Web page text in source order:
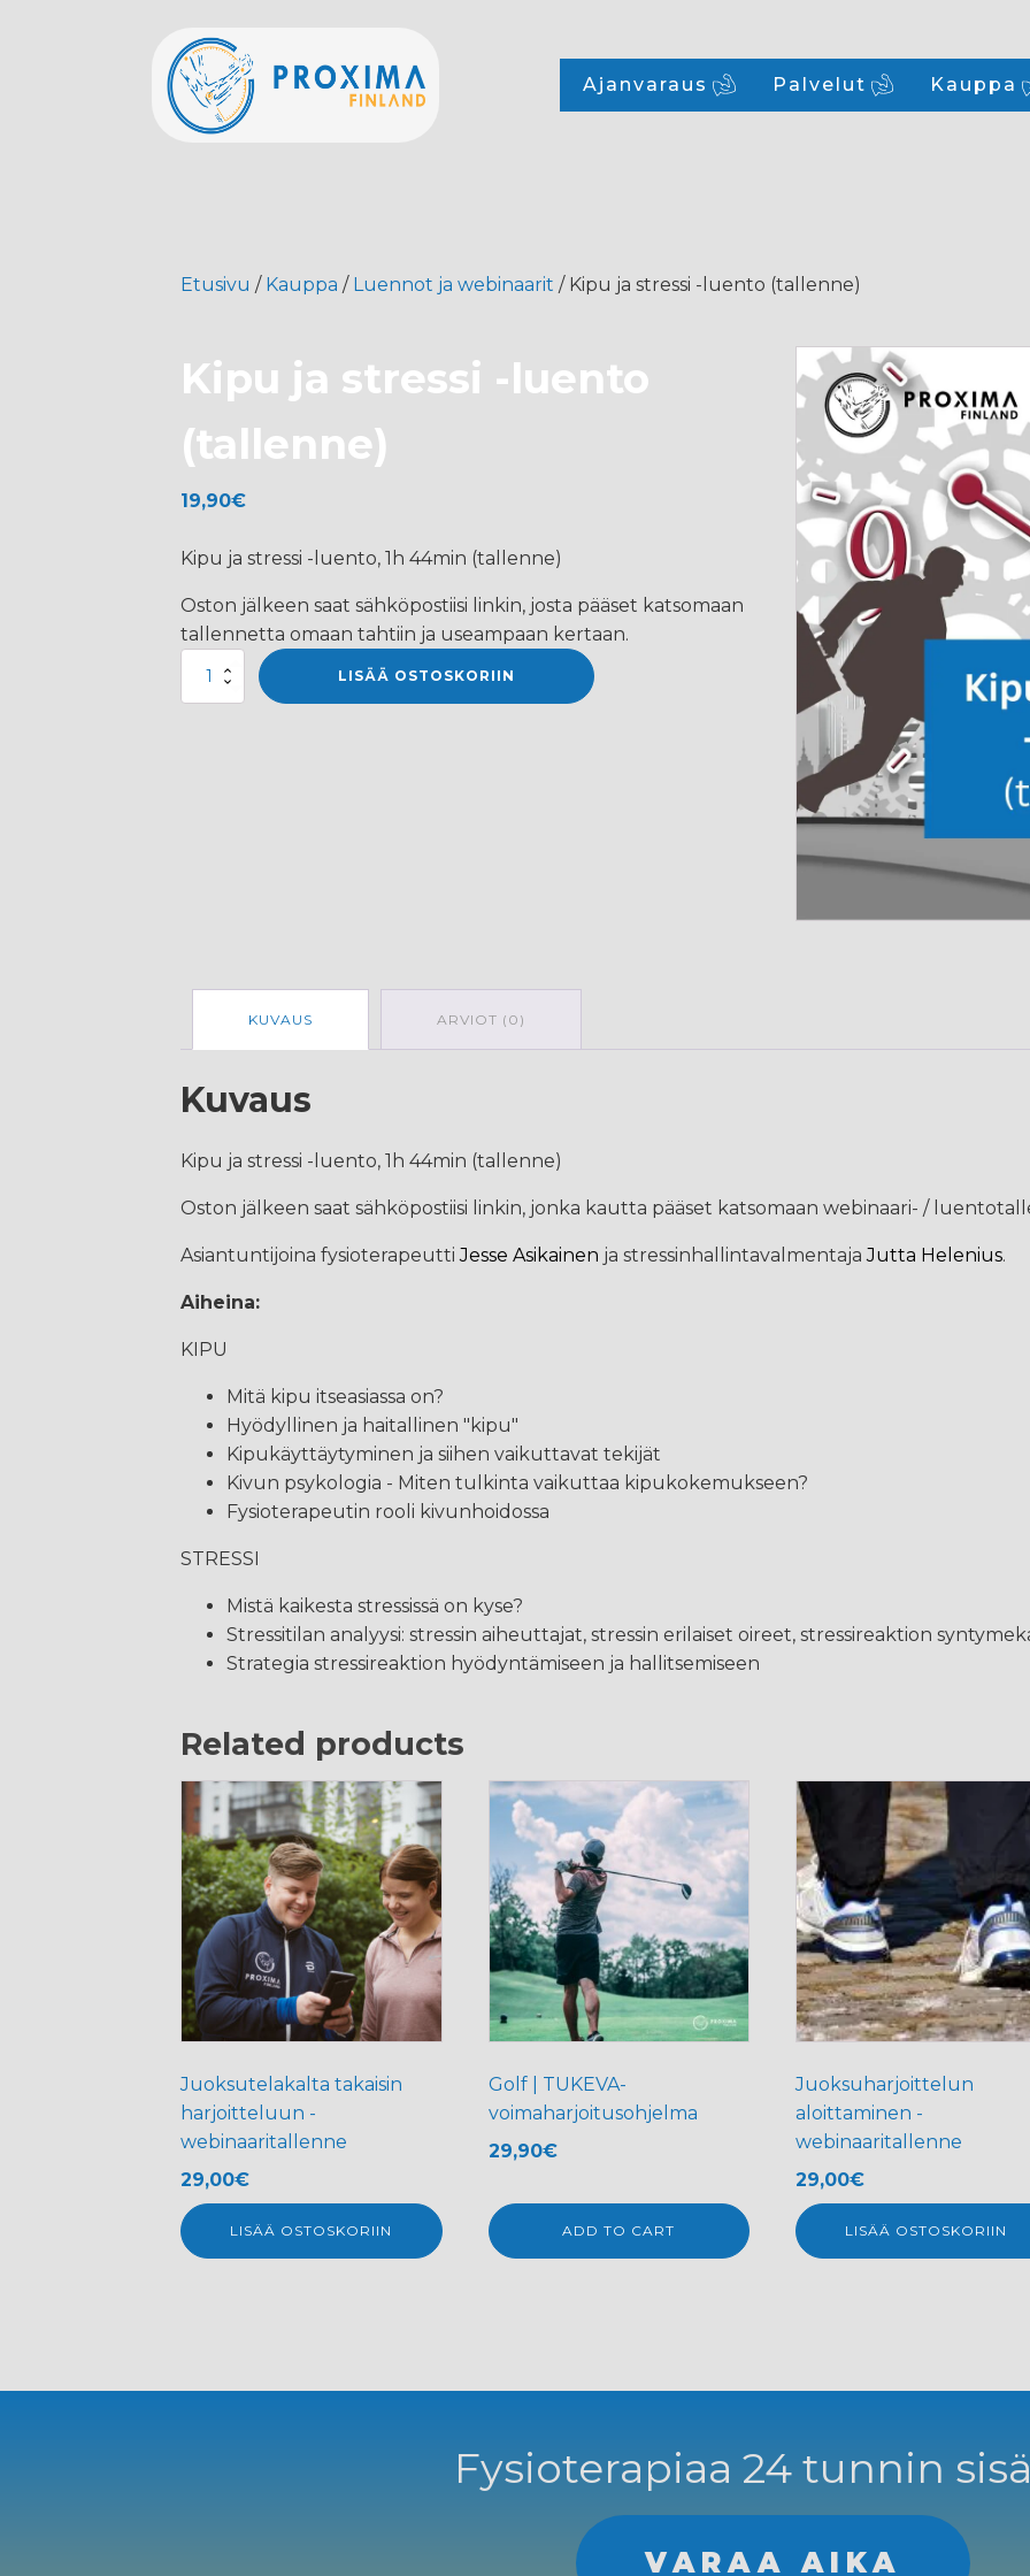
Ajanvaraus Palvelut Kauppa
Etusivu / Kauppa / Luennot ja webinaarit / Kipu ja stressi -luento (tallenne)
Kipu ja stressi -luento
(tallenne)
19,90€
Kipu ja stressi -luento, 1h 44min (tallenne)
Oston jälkeen saat sähköpostiisi linkin, josta pääset katsomaan
tallennetta omaan tahtiin ja useampaan kertaan.
Kipu
LISÄÄ OSTOSKORIIN
KUVAUS ARVIOT (0)
Kuvaus
Kipu ja stressi -luento, 1h 44min (tallenne)
Oston jälkeen saat sähköpostiisi linkin, jonka kautta pääset katsomaan webinaari- /
Asiantuntijoina fysioterapeuttiJesse Asikainen ja stressinhallintavalmentajaJutta Helenius.
Aiheina:
KIPU
Mitä kipu itseasiassa on?
Hyödyllinen ja haitallinen "kipu"
Kipukäyttäytyminen ja siihen vaikuttavat tekijät
Kivun psykologia - Miten tulkinta vaikuttaa kipukokemukseen?
Fysioterapeutin rooli kivunhoidossa
STRESSI
Mistä kaikesta stressissä on kyse?
Stressitilan analyysi: stressin aiheuttajat, stressin erilaiset oireet, stressireaktion
Strategia stressireaktion hyödyntämiseen ja hallitsemiseen
Related products
Juoksutelakalta takaisin
harjoitteluun -
webinaaritallenne
29,00€
LISÄÄ OSTOSKORIIN
Golf | TUKEVA-
voimaharjoitusohjelma
29,90€
ADD TO CART
Juoksuharjoittelun
aloittaminen -
webinaaritallenne
29,00€
LISÄÄ OSTOSKORIIN
Fysioterapiaa 24 tunnin
VARAA AIKA